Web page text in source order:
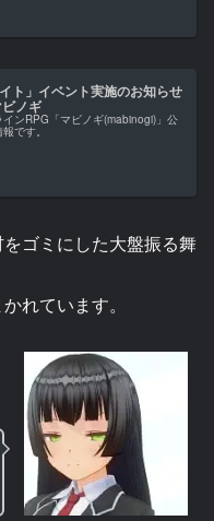
ト」イベント実施のお知らせ
ノギ
ンRPG「マビノギ(mabinogi)」公
です。
ゴミにした大盤振る舞
れています。